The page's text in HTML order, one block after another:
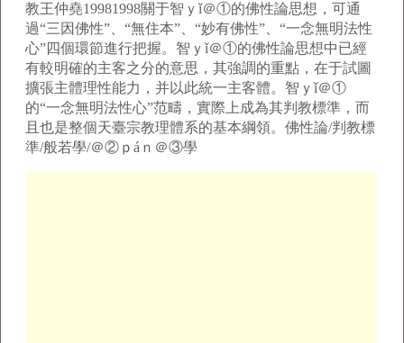
教王仲堯19981998關于智ｙǐ＠①的佛性論思想，可通
過“三因佛性”、“無住本”、“妙有佛性”、“一念無明法性
心”四個環節進行把握。智ｙǐ＠①的佛性論思想中已經
有較明確的主客之分的意思，其強調的重點，在于試圖
擴張主體理性能力，并以此統一主客體。智ｙǐ＠①
的“一念無明法性心”范疇，實際上成為其判教標準，而
且也是整個天臺宗教理體系的基本綱領。佛性論/判教標
準/般若學/＠②ｐáｎ＠③學